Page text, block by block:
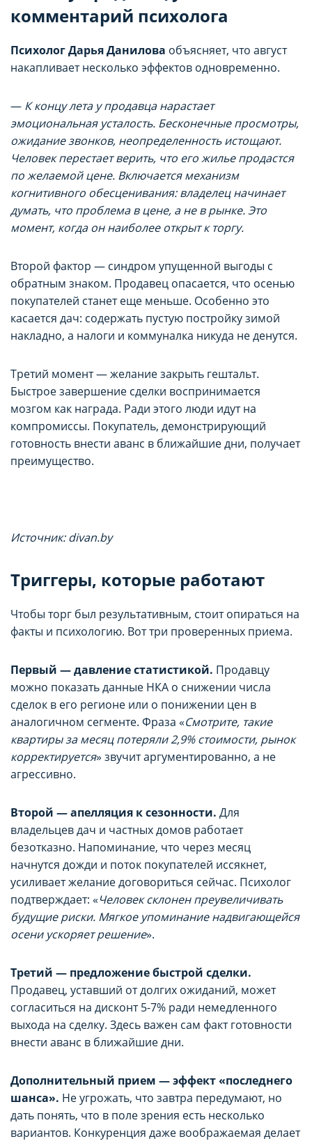
комментарий психолога
Психолог Дарья Данилова объясняет, что август
накапливает несколько эффектов одновременно.
— К концу лета у продавца нарастает
эмоциональная усталость. Бесконечные просмотры,
ожидание звонков, неопределенность истощают.
Человек перестает верить, что его жилье продастся
по желаемой цене. Включается механизм
когнитивного обесценивания: владелец начинает
думать, что проблема в цене, а не в рынке. Это
момент, когда он наиболее открыт к торгу.
Второй фактор — синдром упущенной выгоды с
обратным знаком. Продавец опасается, что осенью
покупателей станет еще меньше. Особенно это
касается дач: содержать пустую постройку зимой
накладно, а налоги и коммуналка никуда не денутся.
Третий момент — желание закрыть гештальт.
Быстрое завершение сделки воспринимается
мозгом как награда. Ради этого люди идут на
компромиссы. Покупатель, демонстрирующий
готовность внести аванс в ближайшие дни, получает
преимущество.
Источник: divan.by
Триггеры, которые работают
Чтобы торг был результативным, стоит опираться на
факты и психологию. Вот три проверенных приема.
Первый — давление статистикой. Продавцу
можно показать данные НКА о снижении числа
сделок в его регионе или о понижении цен в
аналогичном сегменте. Фраза «Смотрите, такие
квартиры за месяц потеряли 2,9% стоимости, рынок
корректируется» звучит аргументированно, а не
агрессивно.
Второй — апелляция к сезонности. Для
владельцев дач и частных домов работает
безотказно. Напоминание, что через месяц
начнутся дожди и поток покупателей иссякнет,
усиливает желание договориться сейчас. Психолог
подтверждает: «Человек склонен преувеличивать
будущие риски. Мягкое упоминание надвигающейся
осени ускоряет решение».
Третий — предложение быстрой сделки.
Продавец, уставший от долгих ожиданий, может
согласиться на дисконт 5-7% ради немедленного
выхода на сделку. Здесь важен сам факт готовности
внести аванс в ближайшие дни.
Дополнительный прием — эффект «последнего
шанса». Не угрожать, что завтра передумают, но
дать понять, что в поле зрения есть несколько
вариантов. Конкуренция даже воображаемая делает